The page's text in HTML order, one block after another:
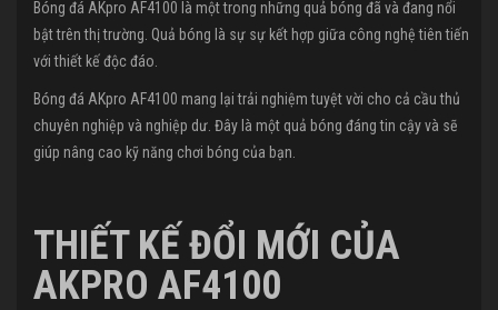
Bóng đá AKpro AF4100 là một trong những quả bóng đã và đang nổi
bật trên thị trường. Quả bóng là sự sự kết hợp giữa công nghệ tiên tiến
với thiết kế độc đáo.
Bóng đá AKpro AF4100 mang lại trải nghiệm tuyệt vời cho cả cầu thủ
chuyên nghiệp và nghiệp dư. Đây là một quả bóng đáng tin cậy và sẽ
giúp nâng cao kỹ năng chơi bóng của bạn.
THIẾT KẾ ĐỔI MỚI CỦA
AKPRO AF4100